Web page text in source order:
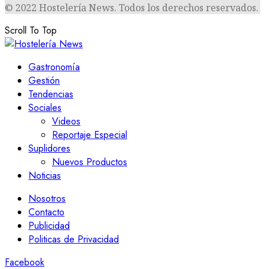
© 2022 Hostelería News. Todos los derechos reservados.
Scroll To Top
Gastronomía
Gestión
Tendencias
Sociales
Videos
Reportaje Especial
Suplidores
Nuevos Productos
Noticias
Nosotros
Contacto
Publicidad
Politicas de Privacidad
Facebook